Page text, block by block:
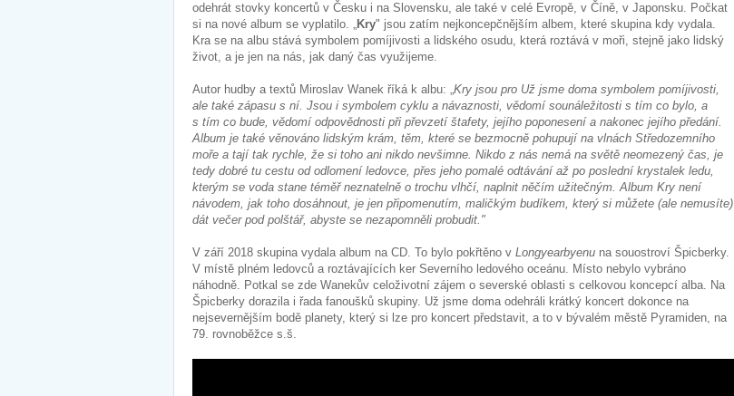
odehrát stovky koncertů v Česku i na Slovensku, ale také v celé Evropě, v Číně, v Japonsku. Počkat
si na nové album se vyplatilo. „Kry" jsou zatím nejkoncepčnějším albem, které skupina kdy vydala.
Kra se na albu stává symbolem pomíjivosti a lidského osudu, která roztává v moři, stejně jako lidský
život, a je jen na nás, jak daný čas využijeme.
Autor hudby a textů Miroslav Wanek říká k albu: „Kry jsou pro Už jsme doma symbolem pomíjivosti,
ale také zápasu s ní. Jsou i symbolem cyklu a návaznosti, vědomí sounáležitosti s tím co bylo, a
s tím co bude, vědomí odpovědnosti při převzetí štafety, jejího poponesení a nakonec jejího předání.
Album je také věnováno lidským krám, těm, které se bezmocně pohupují na vlnách Středozemního
moře a tají tak rychle, že si toho ani nikdo nevšimne. Nikdo z nás nemá na světě neomezený čas, je
tedy dobré tu cestu od odlomení ledovce, přes jeho pomalé odtávání až po poslední krystalek ledu,
kterým se voda stane téměř neznatelně o trochu vlhčí, naplnit něčím užitečným. Album Kry není
návodem, jak toho dosáhnout, je jen připomenutím, maličkým budíkem, který si můžete (ale nemusíte)
dát večer pod polštář, abyste se nezapomněli probudit."
V září 2018 skupina vydala album na CD. To bylo pokřtěno v Longyearbyenu na souostroví Špicberky.
V místě plném ledovců a roztávajících ker Severního ledového oceánu. Místo nebylo vybráno
náhodně. Potkal se zde Wanekův celoživotní zájem o severské oblasti s celkovou koncepcí alba. Na
Špicberky dorazila i řada fanoušků skupiny. Už jsme doma odehráli krátký koncert dokonce na
nejsevernějším bodě planety, který si lze pro koncert představit, a to v bývalém městě Pyramiden, na
79. rovnoběžce s.š.